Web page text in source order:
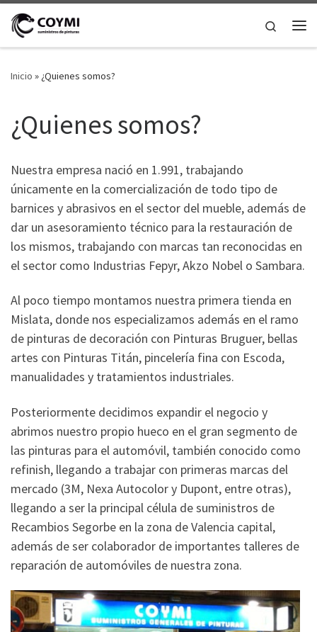
Saltar al contenido
Search
Inicio » ¿Quienes somos?
¿Quienes somos?
Nuestra empresa nació en 1.991, trabajando
únicamente en la comercialización de todo tipo de
barnices y abrasivos en el sector del mueble, además de
dar un asesoramiento técnico para la restauración de
los mismos, trabajando con marcas tan reconocidas en
el sector como Industrias Fepyr, Akzo Nobel o Sambara.
Al poco tiempo montamos nuestra primera tienda en
Mislata, donde nos especializamos además en el ramo
de pinturas de decoración con Pinturas Bruguer, bellas
artes con Pinturas Titán, pincelería fina con Escoda,
manualidades y tratamientos industriales.
Posteriormente decidimos expandir el negocio y
abrimos nuestro propio hueco en el gran segmento de
las pinturas para el automóvil, también conocido como
refinish, llegando a trabajar con primeras marcas del
mercado (3M, Nexa Autocolor y Dupont, entre otras),
llegando a ser la principal célula de suministros de
Recambios Segorbe en la zona de Valencia capital,
además de ser colaborador de importantes talleres de
reparación de automóviles de nuestra zona.